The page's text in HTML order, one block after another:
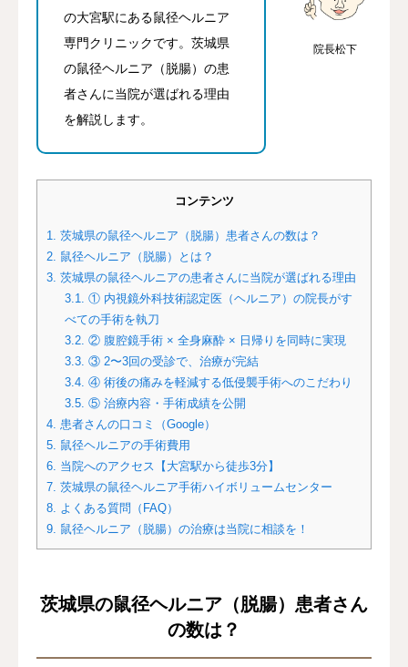
院長松下
の大宮駅にある鼠径ヘルニア
専門クリニックです。茨城県
の鼠径ヘルニア（脱腸）の患
者さんに当院が選ばれる理由
を解説します。
コンテンツ
1. 茨城県の鼠径ヘルニア（脱腸）患者さんの数は？
2. 鼠径ヘルニア（脱腸）とは？
3. 茨城県の鼠径ヘルニアの患者さんに当院が選ばれる理由
3.1. ① 内視鏡外科技術認定医（ヘルニア）の院長がす
べての手術を執刀
3.2. ② 腹腔鏡手術 × 全身麻酔 × 日帰りを同時に実現
3.3. ③ 2〜3回の受診で、治療が完結
3.4. ④ 術後の痛みを軽減する低侵襲手術へのこだわり
3.5. ⑤ 治療内容・手術成績を公開
4. 患者さんの口コミ（Google）
5. 鼠径ヘルニアの手術費用
6. 当院へのアクセス【大宮駅から徒歩3分】
7. 茨城県の鼠径ヘルニア手術ハイボリュームセンター
8. よくある質問（FAQ）
9. 鼠径ヘルニア（脱腸）の治療は当院に相談を！
茨城県の鼠径ヘルニア（脱腸）患者さん
の数は？